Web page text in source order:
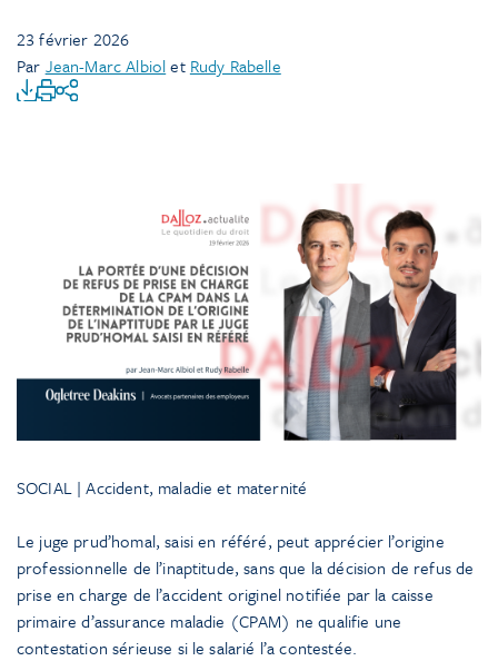
23 février 2026
Par Jean-Marc Albiolet Rudy Rabelle
SOCIAL | Accident, maladie et maternité
Le juge prud’homal, saisi en référé, peut apprécier l’origine
professionnelle de l’inaptitude, sans que la décision de refus de
prise en charge de l’accident originel notifiée par la caisse
primaire d’assurance maladie (CPAM) ne qualifie une
contestation sérieuse si le salarié l’a contestée.